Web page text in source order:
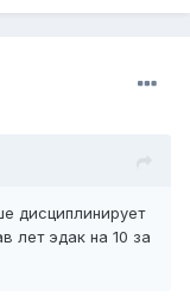
дисциплинирует
лет эдак на 10 за